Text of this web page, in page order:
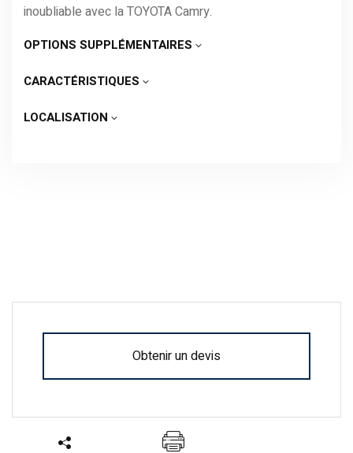
inoubliable avec la TOYOTA Camry.
OPTIONS SUPPLÉMENTAIRES
CARACTÉRISTIQUES
LOCALISATION
Obtenir un devis